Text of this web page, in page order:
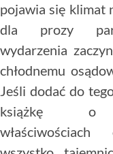
pojawia się klimat
dla prozy
wydarzenia
chłodnemu
Jeśli dodać do
książkę o